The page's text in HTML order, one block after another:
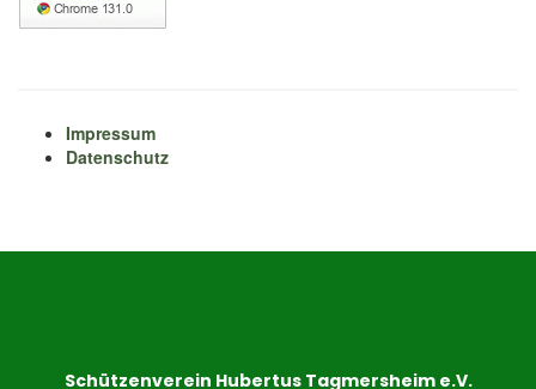
Impressum
Datenschutz
Schützenverein Hubertus Tagmersheim e.V.